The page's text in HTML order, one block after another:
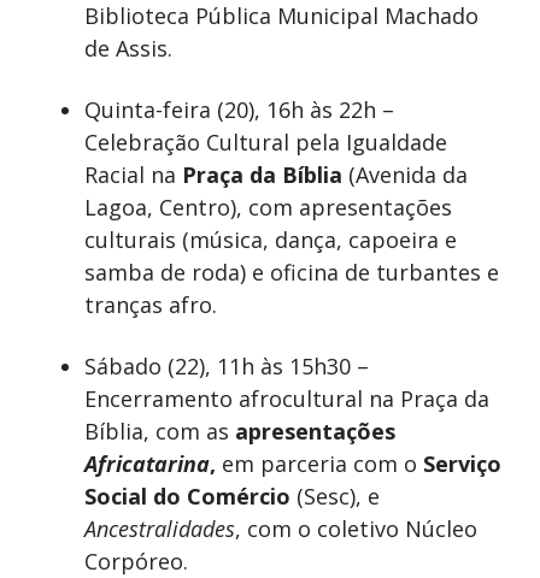
Biblioteca Pública Municipal Machado
de Assis.
Quinta-feira (20), 16h às 22h –
Celebração Cultural pela Igualdade
Racial na Praça da Bíblia (Avenida da
Lagoa, Centro), com apresentações
culturais (música, dança, capoeira e
samba de roda) e oficina de turbantes e
tranças afro.
Sábado (22), 11h às 15h30 –
Encerramento afrocultural na Praça da
Bíblia, com as apresentações
Africatarina, em parceria com o Serviço
Social do Comércio (Sesc), e
Ancestralidades, com o coletivo Núcleo
Corpóreo.